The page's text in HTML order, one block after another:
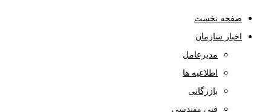
صفحه نخست
اخبار سازمان
مدیرعامل
اطلاعیه ها
بازرگانی
فنی مهندسی